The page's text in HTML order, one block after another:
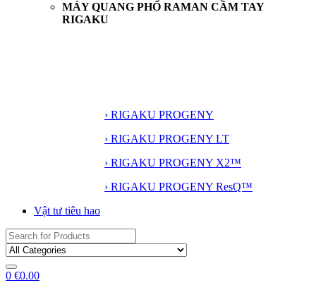
MÁY QUANG PHỔ RAMAN CẦM TAY
RIGAKU
› RIGAKU PROGENY
› RIGAKU PROGENY LT
› RIGAKU PROGENY X2™
› RIGAKU PROGENY ResQ™
Vật tư tiêu hao
Search
for:
0 €0.00